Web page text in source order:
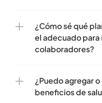
¿Cómo sé qué
el adecuado para
colaboradores?
¿Puedo agregar
beneficios de